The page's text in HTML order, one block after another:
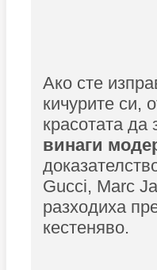
Ако сте
кичурите си,
красотата да
винаги
Gucci, Marc
разходиха
кестеняво.